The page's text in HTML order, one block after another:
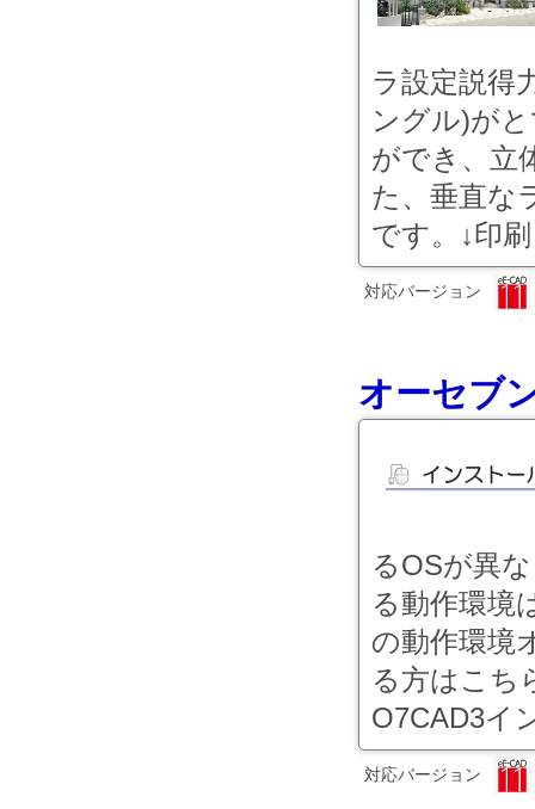
ラ設定説得
ングル)が
ができ、立
た、垂直な
です。↓印
対応バージョン
オーセブ
るOSが異
る動作環境
の動作環境
る方はこち
O7CAD3イ
対応バージョン